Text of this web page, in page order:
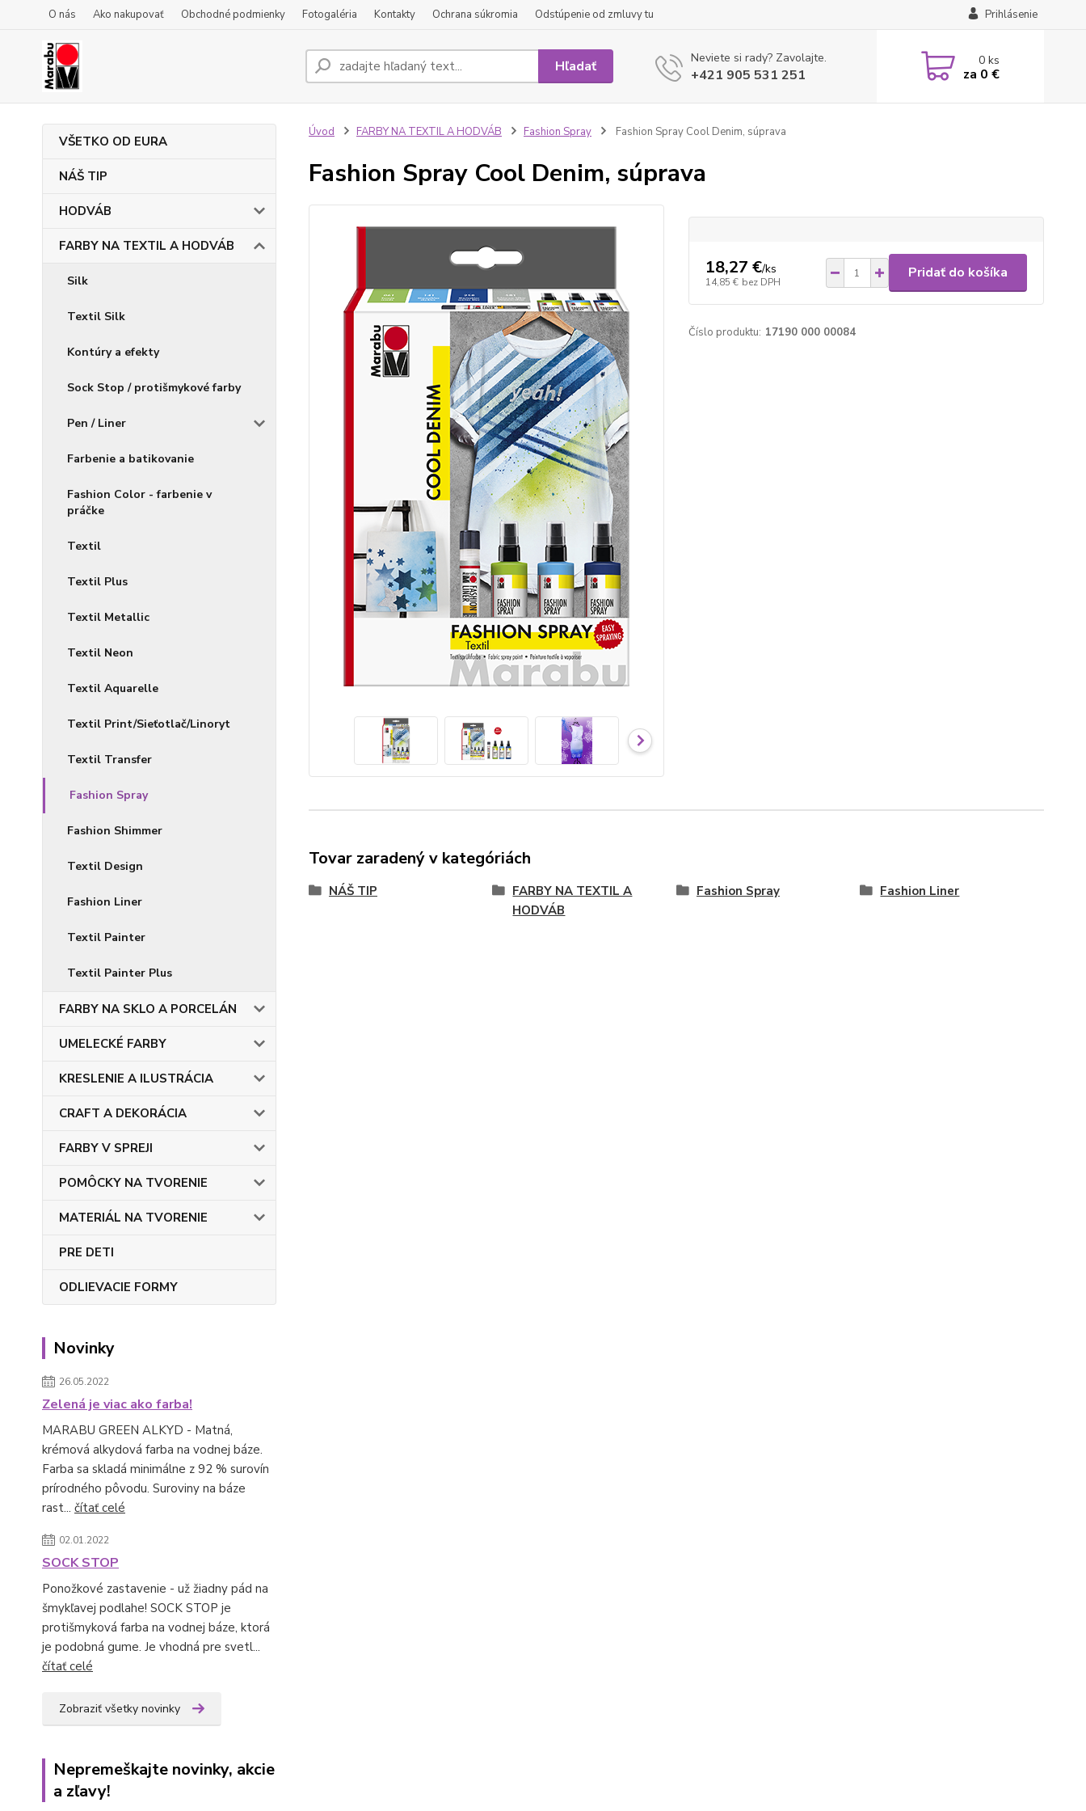
O nás Ako nakupovať Obchodné podmienky Fotogaléria Kontakty Ochrana súkromia Odstúpenie od zmluvy tu Prihlásenie
Hľadať Neviete si rady? Zavolajte.
+421 905 531 251
0ks
za 0 €
VŠETKO OD EURA
NÁŠ TIP
HODVÁB
FARBY NA TEXTIL A HODVÁB
Silk
Textil Silk
Kontúry a efekty
Sock Stop / protišmykové farby
Pen / Liner
Farbenie a batikovanie
Fashion Color - farbenie v
práčke
Textil
Textil Plus
Textil Metallic
Textil Neon
Textil Aquarelle
Textil Print/Sieťotlač/Linoryt
Textil Transfer
Fashion Spray
Fashion Shimmer
Textil Design
Fashion Liner
Textil Painter
Textil Painter Plus
FARBY NA SKLO A PORCELÁN
UMELECKÉ FARBY
KRESLENIE A ILUSTRÁCIA
CRAFT A DEKORÁCIA
FARBY V SPREJI
POMÔCKY NA TVORENIE
MATERIÁL NA TVORENIE
PRE DETI
ODLIEVACIE FORMY
Novinky
26.05.2022
Zelená je viac ako farba!
MARABU GREEN ALKYD - Matná,
krémová alkydová farba na vodnej báze.
Farba sa skladá minimálne z 92 % surovín
prírodného pôvodu. Suroviny na báze
rast... čítať celé
02.01.2022
SOCK STOP
Ponožkové zastavenie - už žiadny pád na
šmykľavej podlahe! SOCK STOP je
protišmyková farba na vodnej báze, ktorá
je podobná gume. Je vhodná pre svetl...
čítať celé
Zobraziť všetky novinky
Nepremeškajte novinky, akcie
a zľavy!
Úvod FARBY NA TEXTIL A HODVÁB Fashion Spray Fashion Spray Cool Denim, súprava
Fashion Spray Cool Denim, súprava
18,27 €/ks
14,85 € bez DPH
Pridať do košíka
Číslo produktu: 17190 000 00084
Tovar zaradený v kategóriách
NÁŠ TIP
FARBY NA TEXTIL A
HODVÁB
Fashion Spray Fashion Liner